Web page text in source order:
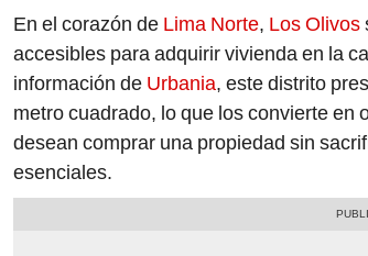
En el corazón de Lima Norte, Los Olivos
accesibles para adquirir vivienda en la
información de Urbania, este distrito
metro cuadrado, lo que los convierte en
desean comprar una propiedad sin
esenciales.